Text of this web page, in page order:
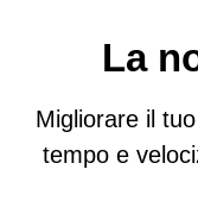
La
Migliorare il
tempo e